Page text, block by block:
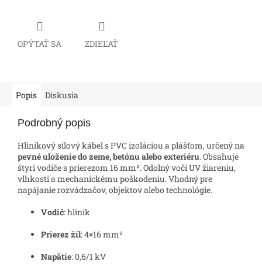
OPÝTAŤ SA ZDIEĽAŤ
Popis Diskusia
Podrobný popis
Hliníkový silový kábel s PVC izoláciou a plášťom, určený na
pevné uloženie do zeme, betónu alebo exteriéru. Obsahuje
štyri vodiče s prierezom 16 mm². Odolný voči UV žiareniu,
vlhkosti a mechanickému poškodeniu. Vhodný pre
napájanie rozvádzačov, objektov alebo technológie.
Vodič: hliník
Prierez žíl: 4×16 mm²
Napätie: 0,6/1 kV